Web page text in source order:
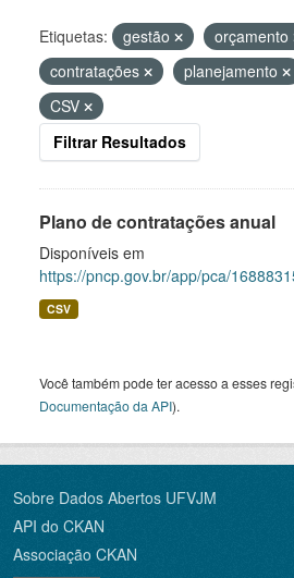
Etiquetas: gestão
orçamento
contratações
planejamento
CSV
Filtrar Resultados
Plano de contratações anual
Disponíveis em
https://pncp.gov.br/app/pca/
CSV
Você também pode ter acesso a esses
Documentação da API).
Sobre Dados Abertos UFVJM
API do CKAN
Associação CKAN